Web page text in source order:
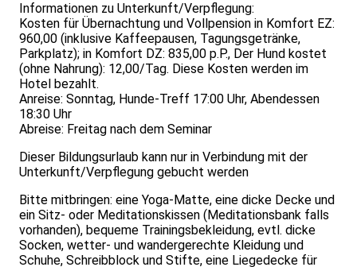
Informationen zu Unterkunft/Verpflegung:
Kosten für Übernachtung und Vollpension in Komfort EZ:
960,00 (inklusive Kaffeepausen, Tagungsgetränke,
Parkplatz); in Komfort DZ: 835,00 p.P., Der Hund kostet
(ohne Nahrung): 12,00/Tag. Diese Kosten werden im
Hotel bezahlt.
Anreise: Sonntag, Hunde-Treff 17:00 Uhr, Abendessen
18:30 Uhr
Abreise: Freitag nach dem Seminar
Dieser Bildungsurlaub kann nur in Verbindung mit der
Unterkunft/Verpflegung gebucht werden
Bitte mitbringen: eine Yoga-Matte, eine dicke Decke und
ein Sitz- oder Meditationskissen (Meditationsbank falls
vorhanden), bequeme Trainingsbekleidung, evtl. dicke
Socken, wetter- und wandergerechte Kleidung und
Schuhe, Schreibblock und Stifte, eine Liegedecke für